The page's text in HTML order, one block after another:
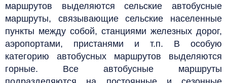
маршрутов выделяются сельские автобусные
маршруты, связывающие сельские населенные
пункты между собой, станциями железных дорог,
аэропортами, пристанями и т.п. В особую
категорию автобусных маршрутов выделяются
горные. Все автобусные маршруты